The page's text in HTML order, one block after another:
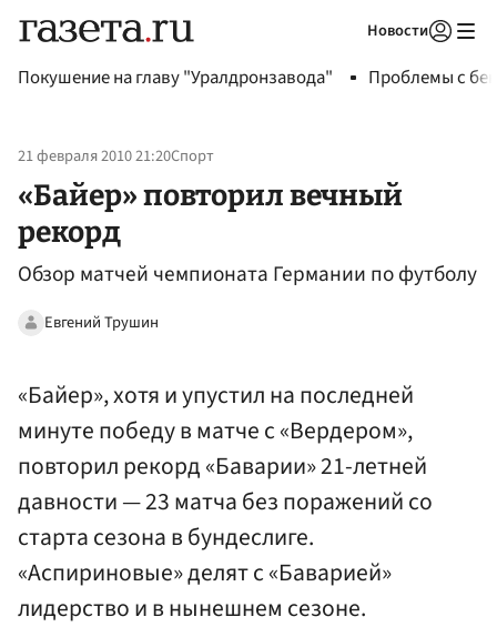
Новости
Покушение на главу "Уралдронзавода" Проблемы с
21 февраля 2010 21:20Спорт
«Байер» повторил вечный
рекорд
Обзор матчей чемпионата Германии по футболу
Евгений Трушин
«Байер», хотя и упустил на последней
минуте победу в матче с «Вердером»,
повторил рекорд «Баварии» 21-летней
давности — 23 матча без поражений со
старта сезона в бундеслиге.
«Аспириновые» делят с «Баварией»
лидерство и в нынешнем сезоне.